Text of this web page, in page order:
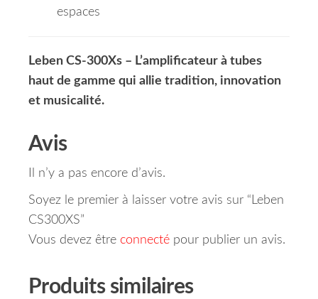
espaces
Leben CS-300Xs – L’amplificateur à tubes
haut de gamme qui allie tradition, innovation
et musicalité.
Avis
Il n’y a pas encore d’avis.
Soyez le premier à laisser votre avis sur “Leben
CS300XS”
Vous devez être connecté pour publier un avis.
Produits similaires